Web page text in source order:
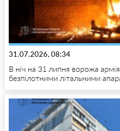
31.07.2026, 08:34
В ніч на 31 липня ворожа
безпілотними літальними